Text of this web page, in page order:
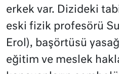
erkek var. Dizideki
eski fizik profesörü
Erol), başörtüsü
eğitim ve meslek